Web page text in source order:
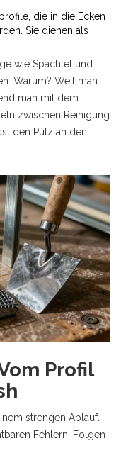
die in die Ecken
Sie dienen als
wie Spachtel und
Warum? Weil man
man mit dem
zwischen Reinigung
den Putz an den
Profil
strengen Ablauf.
Fehlern. Folgen